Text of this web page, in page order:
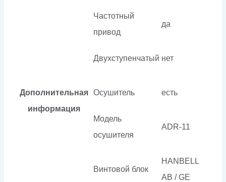
Дополнительная
информация
Частотный
привод
да
Двухступенчатый нет
Осушитель есть
Модель
осушителя
ADR-11
Винтовой блок
HANBELL
AB / GE